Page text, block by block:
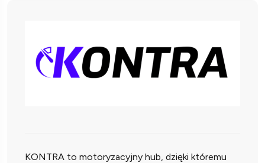
KONTRA to motoryzacyjny hub, dzięki któremu